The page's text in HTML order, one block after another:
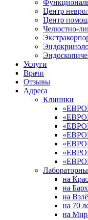
Центр
Центр
Челюстно-
Услуги
Врачи
Отзывы
Адреса
Клиники
на
на
на
на 70
на